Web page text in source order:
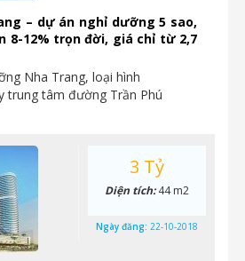
– dự án nghỉ dưỡng 5 sao,
8-12% trọn đời, giá chỉ từ 2,7
Nha Trang, loại hình
trung tâm đường Trần Phú
3 Tỷ
Diện tích:44 m2
Ngày đăng: 22-10-2018